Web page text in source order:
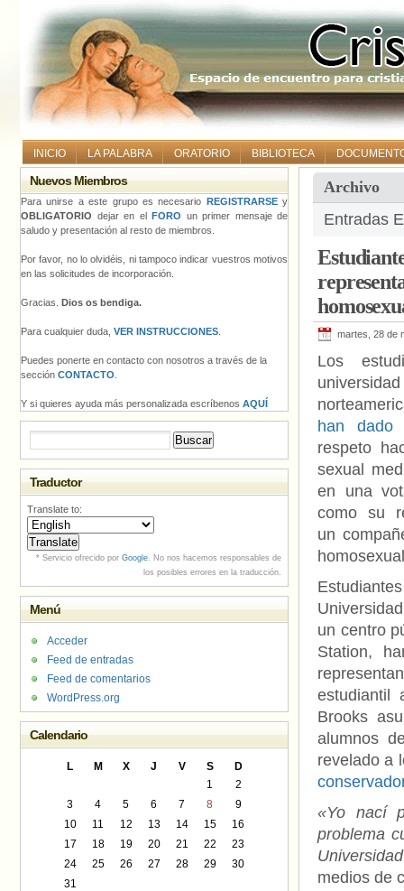
INICIO LA PALABRA ORATORIO BIBLIOTECA
Archivo
Entradas
martes, 28 de
Los
han dado
respeto
sexual
en una
como su
un
un centro
Station,
estudiantil
Brooks
alumnos
revelado a
«Yo nací
problema
medios de
Nuevos Miembros
Para unirse a este grupo es necesario REGISTRARSEy
OBLIGATORIO dejar en el FORO un primer mensaje de
saludo y presentación al resto de miembros.
Por favor, no lo olvidéis, ni tampoco indicar vuestros motivos
en las solicitudes de incorporación.
Gracias. Dios os bendiga.
Para cualquier duda, VER INSTRUCCIONES
Puedes ponerte en contacto con nosotros a través de la
sección CONTACTO
Y si quieres ayuda más personalizada escríbenos AQUÍ
Traductor
Translate to:
* Servicio ofrecido por Google. No nos hacemos responsables de
los posibles errores en la traducción.
Menú
Acceder
Feed de entradas
Feed de comentarios
WordPress.org
Calendario
L M X J V S
D
1
2
3
4 5 6 7 8
9
10
11 12 13 14 15
16
17
18 19 20 21 22
23
24
25 26 27 28 29
30
31